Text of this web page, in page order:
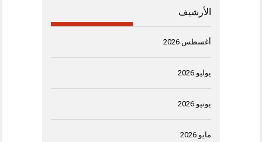
الأرشيف
أغسطس 2026
يوليو 2026
يونيو 2026
مايو 2026